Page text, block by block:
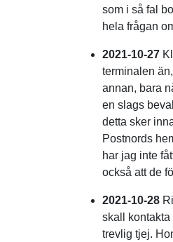
som i så fal
hela frågan
2021-10-27
terminalen
annan, bara
en slags
detta sker
Postnords
har jag inte
också att de
2021-10-28
skall kontakta
trevlig tjej.